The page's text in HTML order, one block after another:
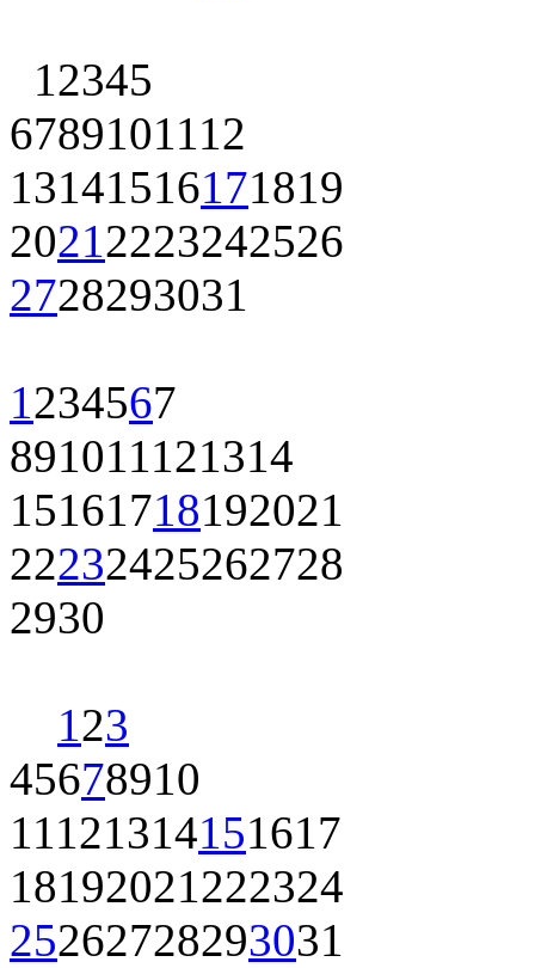
12345
6789101112
13141516171819
20212223242526
2728293031
1234567
891011121314
15161718192021
22232425262728
2930
123
45678910
11121314151617
18192021222324
25262728293031